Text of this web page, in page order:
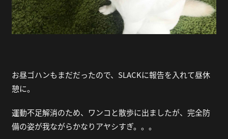
お昼ゴハンもまだだったので、SLACKに報告を入れて昼休
憩に。
運動不足解消のため、ワンコと散歩に出ましたが、完全防
備の姿が我ながらかなりアヤシすぎ。。。